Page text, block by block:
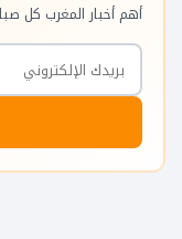
أهم أخبار المغرب كل صباح